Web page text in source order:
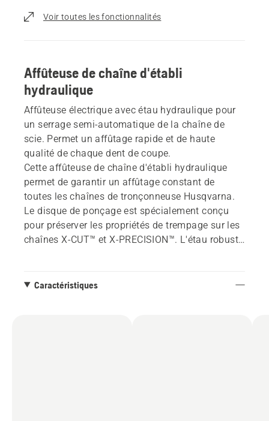
Voir toutes les fonctionnalités
Affûteuse de chaîne d'établi
hydraulique
Affûteuse électrique avec étau hydraulique pour
un serrage semi-automatique de la chaîne de
scie. Permet un affûtage rapide et de haute
qualité de chaque dent de coupe.
Cette affûteuse de chaîne d'établi hydraulique
permet de garantir un affûtage constant de
toutes les chaînes de tronçonneuse Husqvarna.
Le disque de ponçage est spécialement conçu
pour préserver les propriétés de trempage sur les
chaînes X-CUT™ et X-PRECISION™. L'étau robuste
Caractéristiques